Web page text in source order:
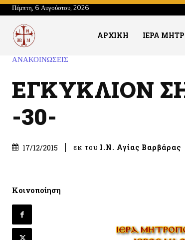
Πέμπτη, 6 Αυγούστου, 2026
ΑΡΧΙΚΗ ΙΕΡΑ
ΑΝΑΚΟΙΝΩΣΕΙΣ
ΕΓΚΥΚΛΙΟΝ
-30-
17/12/2015 εκ του Ι.Ν. Αγίας Βαρβάρας
Κοινοποίηση